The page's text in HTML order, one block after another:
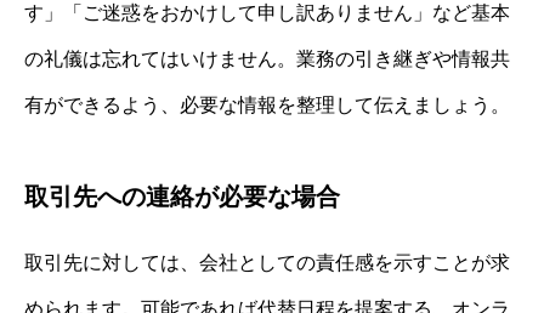
す」「ご迷惑をおかけして申し訳ありません」など基本
の礼儀は忘れてはいけません。業務の引き継ぎや情報共
有ができるよう、必要な情報を整理して伝えましょう。
取引先への連絡が必要な場合
取引先に対しては、会社としての責任感を示すことが求
められます。可能であれば代替日程を提案する、オンラ